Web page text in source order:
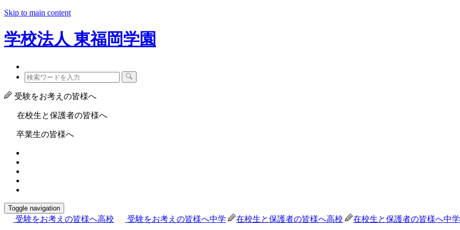
Skip to main content
学校法人 東福岡学園
受験をお考えの皆様へ
在校生と保護者の皆様へ
卒業生の皆様へ
Toggle navigation
受験をお考えの皆様へ高校 受験をお考えの皆様へ中学 在校生と保護者の皆様へ高校 在校生と保護者の皆様へ中学